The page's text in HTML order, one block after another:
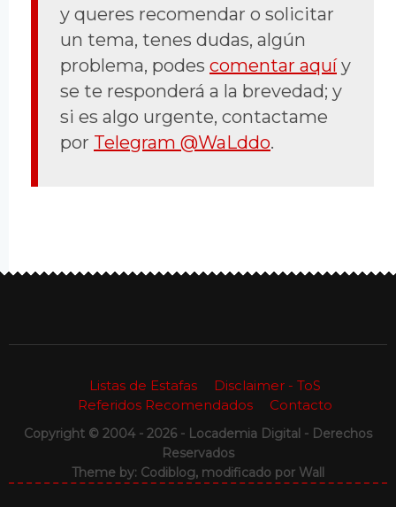
y queres recomendar o solicitar
un tema, tenes dudas, algún
problema, podes comentar aquíy
se te responderá a la brevedad; y
si es algo urgente, contactame
por Telegram @WaLddo.
Listas de Estafas
Disclaimer - ToS
Referidos Recomendados
Contacto
Copyright © 2004 - 2026 - Locademia Digital - Derechos
Reservados
Theme by: Codiblog, modificado por Wall